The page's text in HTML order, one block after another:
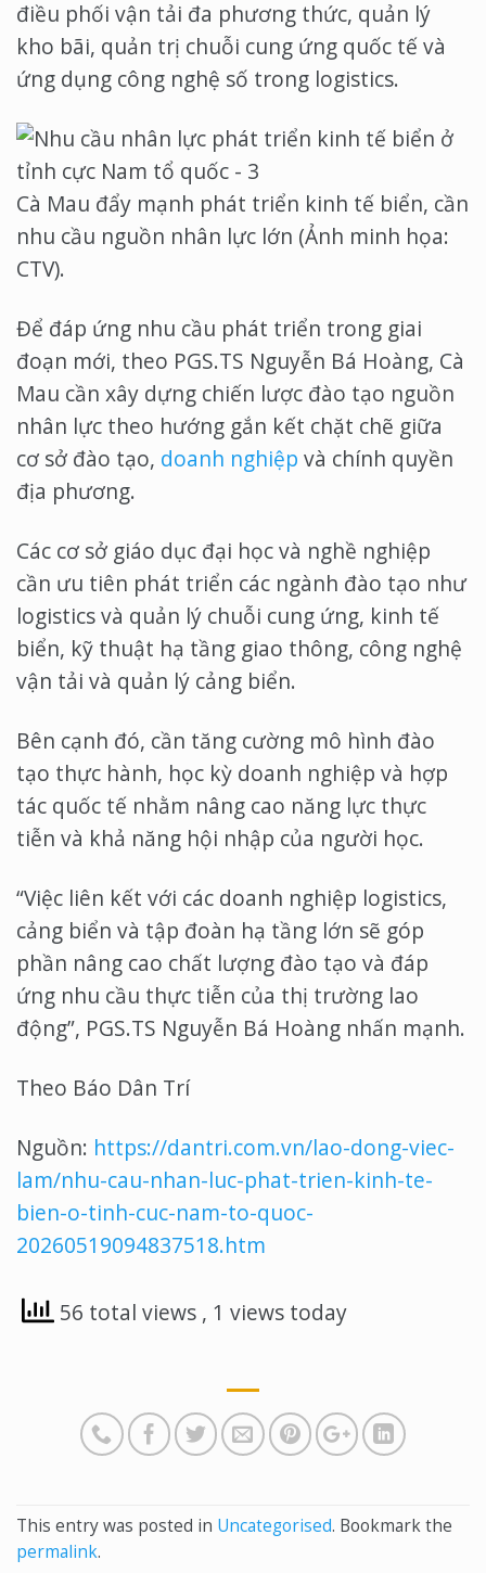
điều phối vận tải đa phương thức, quản lý
kho bãi, quản trị chuỗi cung ứng quốc tế và
ứng dụng công nghệ số trong logistics.
Cà Mau đẩy mạnh phát triển kinh tế biển, cần
nhu cầu nguồn nhân lực lớn (Ảnh minh họa:
CTV).
Để đáp ứng nhu cầu phát triển trong giai
đoạn mới, theo PGS.TS Nguyễn Bá Hoàng, Cà
Mau cần xây dựng chiến lược đào tạo nguồn
nhân lực theo hướng gắn kết chặt chẽ giữa
cơ sở đào tạo, doanh nghiệp và chính quyền
địa phương.
Các cơ sở giáo dục đại học và nghề nghiệp
cần ưu tiên phát triển các ngành đào tạo như
logistics và quản lý chuỗi cung ứng, kinh tế
biển, kỹ thuật hạ tầng giao thông, công nghệ
vận tải và quản lý cảng biển.
Bên cạnh đó, cần tăng cường mô hình đào
tạo thực hành, học kỳ doanh nghiệp và hợp
tác quốc tế nhằm nâng cao năng lực thực
tiễn và khả năng hội nhập của người học.
“Việc liên kết với các doanh nghiệp logistics,
cảng biển và tập đoàn hạ tầng lớn sẽ góp
phần nâng cao chất lượng đào tạo và đáp
ứng nhu cầu thực tiễn của thị trường lao
động”, PGS.TS Nguyễn Bá Hoàng nhấn mạnh.
Theo Báo Dân Trí
Nguồn: https://dantri.com.vn/lao-dong-viec-
lam/nhu-cau-nhan-luc-phat-trien-kinh-te-
bien-o-tinh-cuc-nam-to-quoc-
20260519094837518.htm
56 total views , 1 views today
This entry was posted in Uncategorised. Bookmark the
permalink.